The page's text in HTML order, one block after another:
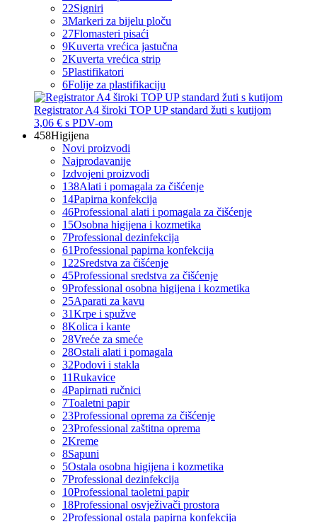
22Signiri
3Markeri za bijelu ploču
27Flomasteri pisaći
9Kuverta vrećica jastučna
2Kuverta vrećica strip
5Plastifikatori
6Folije za plastifikaciju
Registrator A4 široki TOP UP standard žuti s kutijom
3,06 € s PDV-om
458Higijena
Novi proizvodi
Najprodavanije
Izdvojeni proizvodi
138Alati i pomagala za čišćenje
14Papirna konfekcija
46Professional alati i pomagala za čišćenje
15Osobna higijena i kozmetika
7Professional dezinfekcija
61Professional papirna konfekcija
122Sredstva za čišćenje
45Professional sredstva za čišćenje
9Professional osobna higijena i kozmetika
25Aparati za kavu
31Krpe i spužve
8Kolica i kante
28Vreće za smeće
28Ostali alati i pomagala
32Podovi i stakla
11Rukavice
4Papirnati ručnici
7Toaletni papir
23Professional oprema za čišćenje
23Professional zaštitna oprema
2Kreme
8Sapuni
5Ostala osobna higijena i kozmetika
7Professional dezinfekcija
10Professional taoletni papir
18Professional osvježivači prostora
2Professional ostala papirna konfekcija